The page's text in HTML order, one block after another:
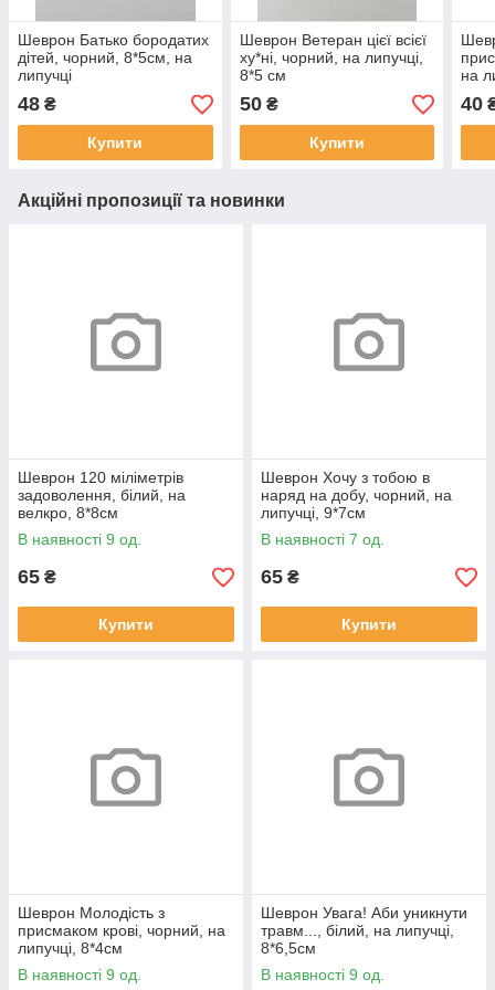
Шеврон Батько бородатих
дітей, чорний, 8*5см, на
липучці
48 ₴
Купити
Шеврон Ветеран цієї всієї
ху*ні, чорний, на липучці,
8*5 см
50₴
Купити
на
40
Акційні пропозиції та новинки
Шеврон 120 міліметрів
задоволення, білий, на
велкро, 8*8см
В наявності 9 од.
65 ₴
Купити
Шеврон Хочу з тобою в
наряд на добу, чорний, на
липучці, 9*7см
В наявності 7 од.
65 ₴
Купити
Шеврон Молодість з
присмаком крові, чорний, на
липучці, 8*4см
В наявності 9 од.
Шеврон Увага! Аби уникнути
травм..., білий, на липучці,
8*6,5см
В наявності 9 од.